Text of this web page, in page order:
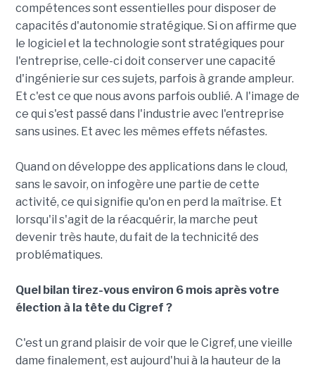
compétences sont essentielles pour disposer de
capacités d'autonomie stratégique. Si on affirme que
le logiciel et la technologie sont stratégiques pour
l'entreprise, celle-ci doit conserver une capacité
d'ingénierie sur ces sujets, parfois à grande ampleur.
Et c'est ce que nous avons parfois oublié. A l'image de
ce qui s'est passé dans l'industrie avec l'entreprise
sans usines. Et avec les mêmes effets néfastes.
Quand on développe des applications dans le cloud,
sans le savoir, on infogère une partie de cette
activité, ce qui signifie qu'on en perd la maîtrise. Et
lorsqu'il s'agit de la réacquérir, la marche peut
devenir très haute, du fait de la technicité des
problématiques.
Quel bilan tirez-vous environ 6 mois après votre
élection à la tête du Cigref ?
C'est un grand plaisir de voir que le Cigref, une vieille
dame finalement, est aujourd'hui à la hauteur de la